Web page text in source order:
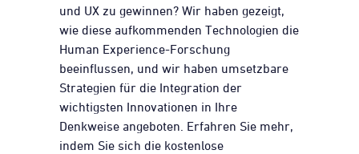
und UX zu gewinnen? Wir haben gezeigt,
wie diese aufkommenden Technologien die
Human Experience-Forschung
beeinflussen, und wir haben umsetzbare
Strategien für die Integration der
wichtigsten Innovationen in Ihre
Denkweise angeboten. Erfahren Sie mehr,
indem Sie sich die kostenlose